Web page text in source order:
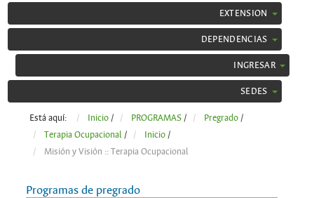
EXTENSION
DEPENDENCIAS
INGRESAR
SEDES
Está aquí: Inicio / PROGRAMAS / Pregrado /
Terapia Ocupacional / Inicio /
Misión y Visión :: Terapia Ocupacional
Programas de pregrado